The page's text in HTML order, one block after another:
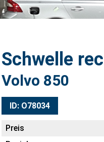
Schwelle
Volvo 850
ID: O78034
Preis